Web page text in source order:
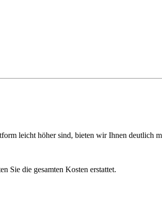
leicht höher sind, bieten wir Ihnen deutlich
Sie die gesamten Kosten erstattet.